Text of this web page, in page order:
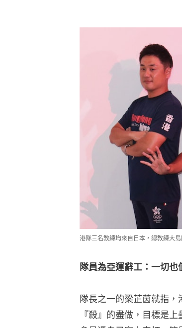
港隊三名教練均來自日本，總教練大
隊員為亞運辭工：一切也
隊長之一的梁芷茵就指
『殺』的盡做，目標是
多是憑自己實力安打，算
梁芷茵透露，自己打算在
算」，包括她在內的至少